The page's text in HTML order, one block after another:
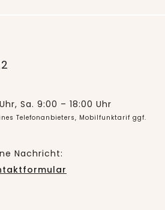
Sa. 9:00 – 18:00 Uhr
Telefonanbieters, Mobilfunktarif ggf.
Nachricht: